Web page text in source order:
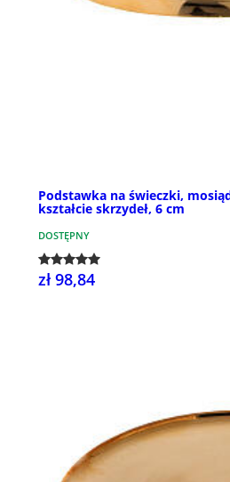
Podstawka na świeczki,
kształcie skrzydeł, 6 cm
DOSTĘPNY
zł 98,84